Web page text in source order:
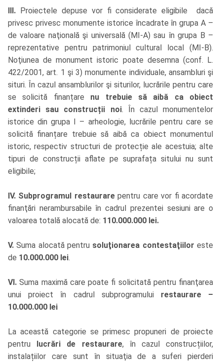
III. Proiectele depuse vor fi considerate eligibile dacă
privesc privesc monumente istorice încadrate în grupa A –
de valoare naţională şi universală (MI-A) sau în grupa B –
reprezentative pentru patrimoniul cultural local (MI-B).
Noţiunea de monument istoric poate desemna (conf. L.
422/2001, art. 1 şi 3) monumente individuale, ansambluri şi
situri. În cazul ansamblurilor şi siturilor, lucrările pentru care
se solicită finanțare nu trebuie să aibă ca obiect
extinderi sau construcții noi. În cazul monumentelor
istorice din grupa I – arheologie, lucrările pentru care se
solicită finanțare trebuie să aibă ca obiect monumentul
istoric, respectiv structuri de protecție ale acestuia; alte
tipuri de construcții aflate pe suprafața sitului nu sunt
eligibile;
IV. Subprogramul restaurarepentru care vor fi acordate
finanţări nerambursabile în cadrul prezentei sesiuni are o
valoarea totală alocată de: 110.000.000 lei.
V. Suma alocată pentru soluţionarea contestaţiilor este
de 10.000.000 lei.
VI.Suma maximă care poate fi solicitată pentru finanţarea
unui proiect
în cadrul subprogramului restaurare –
10.000.000 lei
La această categorie se primesc propuneri de proiecte
pentru
lucrări de restaurare, în cazul construcțiilor,
instalațiilor care sunt în situaţia de a suferi pierderi